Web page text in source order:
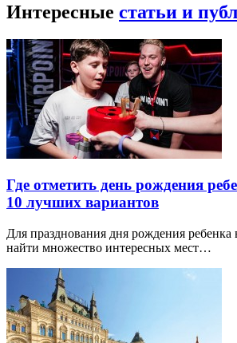
Интересные статьи и
Где отметить день рождения
10 лучших вариантов
Для празднования дня рождения
найти множество интересных мест…